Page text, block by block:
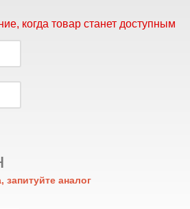
когда товар станет доступным
запитуйте аналог